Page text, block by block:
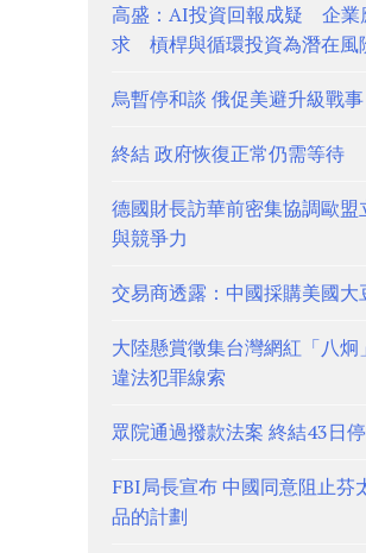
高盛：AI投資回報成疑 企業
求 槓桿與循環投資為潛在風
烏暫停和談 俄促美避升級戰事
終結 政府恢復正常仍需等待
德國財長訪華前密集協調歐盟
與競爭力
交易商透露：中國採購美國大
大陸懸賞徵集台灣網紅「八炯
違法犯罪線索
眾院通過撥款法案 終結43日
FBI局長宣布 中國同意阻止芬
品的計劃